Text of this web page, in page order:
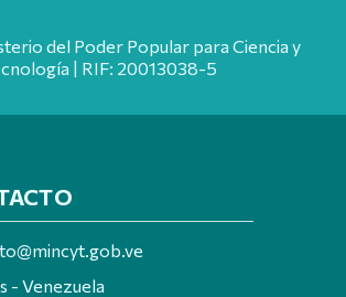
del Poder Popular para Ciencia y
| RIF: 20013038-5
- Venezuela